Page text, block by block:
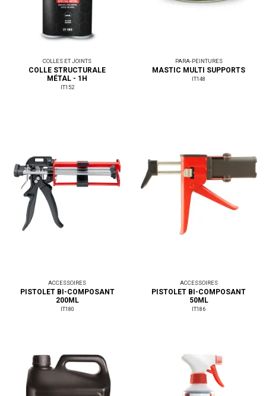
COLLES ET JOINTS
COLLE STRUCTURALE
MÉTAL - 1H
IT152
PARA-PEINTURES
MASTIC MULTI SUPPORTS
IT148
ACCESSOIRES
PISTOLET BI-COMPOSANT
200ML
IT180
ACCESSOIRES
PISTOLET BI-COMPOSANT
50ML
IT186